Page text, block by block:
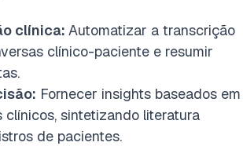
clínica: Automatizar a transcrição
clínico-paciente e resumir
Fornecer insights baseados em
clínicos, sintetizando literatura
de pacientes.